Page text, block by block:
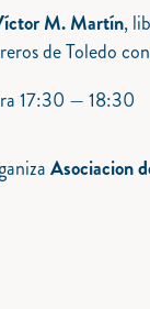
M. Martín,
de Toledo
17:30 — 18:30
Asociacion